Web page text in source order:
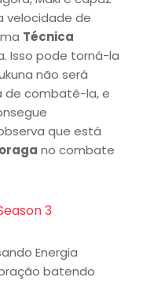
velocidade de
Técnica
Isso pode torná-la
não será
de combatê-la, e
que está
no combate
3
Energia
batendo